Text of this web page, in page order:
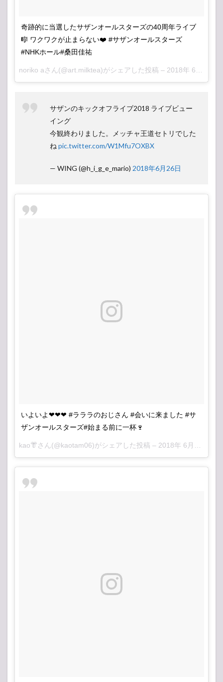
奇跡的に当選したサザンオールスターズの40周年ライブ
🎼 ワクワクが止まらない❤️ #サザンオールスターズ
#NHKホール#桑田佳祐
noriko aさん(@art.milktea)がシェアした投稿 – 2018年 6月月25日午前2時13分PDT
サザンのキックオフライブ2018 ライブビュー
イング
今観終わりました。メッチャ王道セトリでした
ね pic.twitter.com/W1Mfu7OXBX
— WING (@h_i_g_e_mario) 2018年6月26日
いよいよ❤❤❤ #ラララのおじさん #会いに来ました #サ
ザンオールスターズ#始まる前に一杯🍷
kao👘さん(@kaotam06)がシェアした投稿 – 2018年 6月月25日午前1時16分PDT